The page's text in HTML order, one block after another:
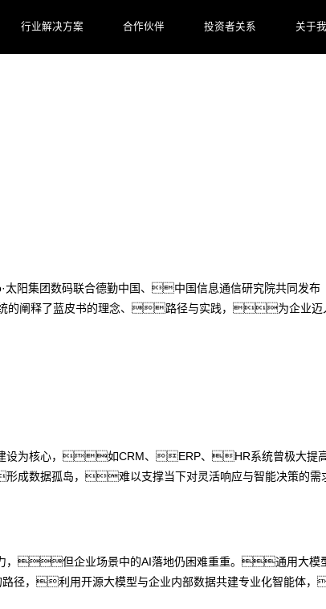
行业解决方案 合作伙伴 投资者关系 关于我
阳集团数码联合德勤中国、中国信息通信研究院共同发布
的阐释了蓝皮书的理念、路径与实践，为企业迈
设为核心，如CRM、ERP、HR系统曾极大提
成数据孤岛，难以支撑当下对灵活响应与智能决策的
，但企业场景中的AI落地仍困难重重。通用大模
径，利用开源大模型与企业内部数据共建专业化智能